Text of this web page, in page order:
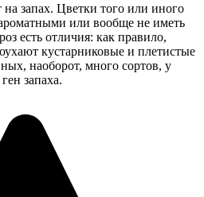
запах. Цветки того или иного
или вообще не иметь
есть отличия: как правило,
кустарниковые и плетистые
наоборот, много сортов, у
запаха.